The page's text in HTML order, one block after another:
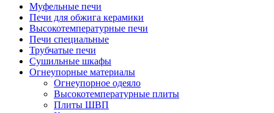
Муфельные печи
Печи для обжига керамики
Высокотемпературные печи
Печи специальные
Трубчатые печи
Сушильные шкафы
Огнеупорные материалы
Огнеупорное одеяло
Высокотемпературные плиты
Плиты ШВП